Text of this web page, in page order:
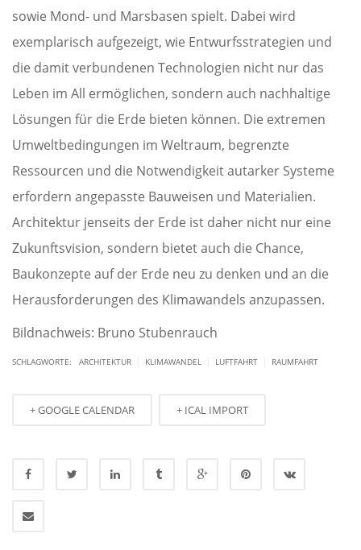
sowie Mond- und Marsbasen spielt. Dabei wird
exemplarisch aufgezeigt, wie Entwurfsstrategien und
die damit verbundenen Technologien nicht nur das
Leben im All ermöglichen, sondern auch nachhaltige
Lösungen für die Erde bieten können. Die extremen
Umweltbedingungen im Weltraum, begrenzte
Ressourcen und die Notwendigkeit autarker Systeme
erfordern angepasste Bauweisen und Materialien.
Architektur jenseits der Erde ist daher nicht nur eine
Zukunftsvision, sondern bietet auch die Chance,
Baukonzepte auf der Erde neu zu denken und an die
Herausforderungen des Klimawandels anzupassen.
Bildnachweis: Bruno Stubenrauch
SCHLAGWORTE: ARCHITEKTUR KLIMAWANDEL LUFTFAHRT RAUMFAHRT
+ GOOGLE CALENDAR + ICAL IMPORT